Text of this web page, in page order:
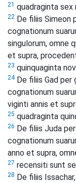
21 quadraginta sex
22 De filiis Simeon
cognationum
singulorum, omne
et supra,
23 quinquaginta
24De filiis Gad per
cognationum
viginti annis et
25 quadraginta
26 De filiis Juda
cognationum
anno et supra,
27 recensiti sunt
28 De filiis